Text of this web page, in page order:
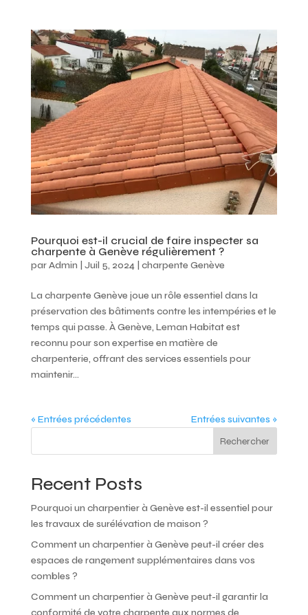
Pourquoi est-il crucial de faire inspecter sa
charpente à Genève régulièrement ?
parAdmin Juil 5, 2024| charpente Genève
La charpente Genève joue un rôle essentiel dans la
préservation des bâtiments contre les intempéries et le
temps qui passe. À Genève, Leman Habitat est
reconnu pour son expertise en matière de
charpenterie, offrant des services essentiels pour
maintenir...
« Entrées précédentes
Entrées suivantes »
Rechercher
Recent Posts
Pourquoi un charpentier à Genève est-il essentiel pour
les travaux de surélévation de maison ?
Comment un charpentier à Genève peut-il créer des
espaces de rangement supplémentaires dans vos
combles ?
Comment un charpentier à Genève peut-il garantir la
conformité de votre charpente aux normes de